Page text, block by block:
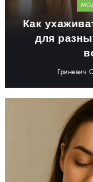
Как
для
Гриневич